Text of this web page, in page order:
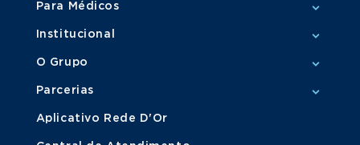
Para Médicos
Institucional
O Grupo
Parcerias
Aplicativo Rede D'Or